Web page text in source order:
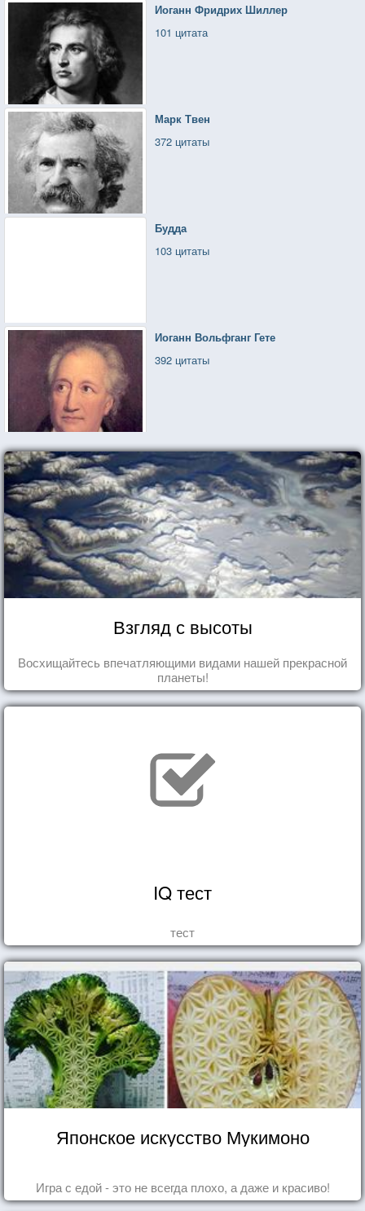
Иоганн Фридрих Шиллер
101 цитата
Марк Твен
372 цитаты
Будда
103 цитаты
Иоганн Вольфганг Гете
392 цитаты
Взгляд с высоты
Восхищайтесь впечатляющими видами нашей прекрасной
планеты!
IQ тест
тест
Японское искусство Мукимоно
Игра с едой - это не всегда плохо, а даже и красиво!